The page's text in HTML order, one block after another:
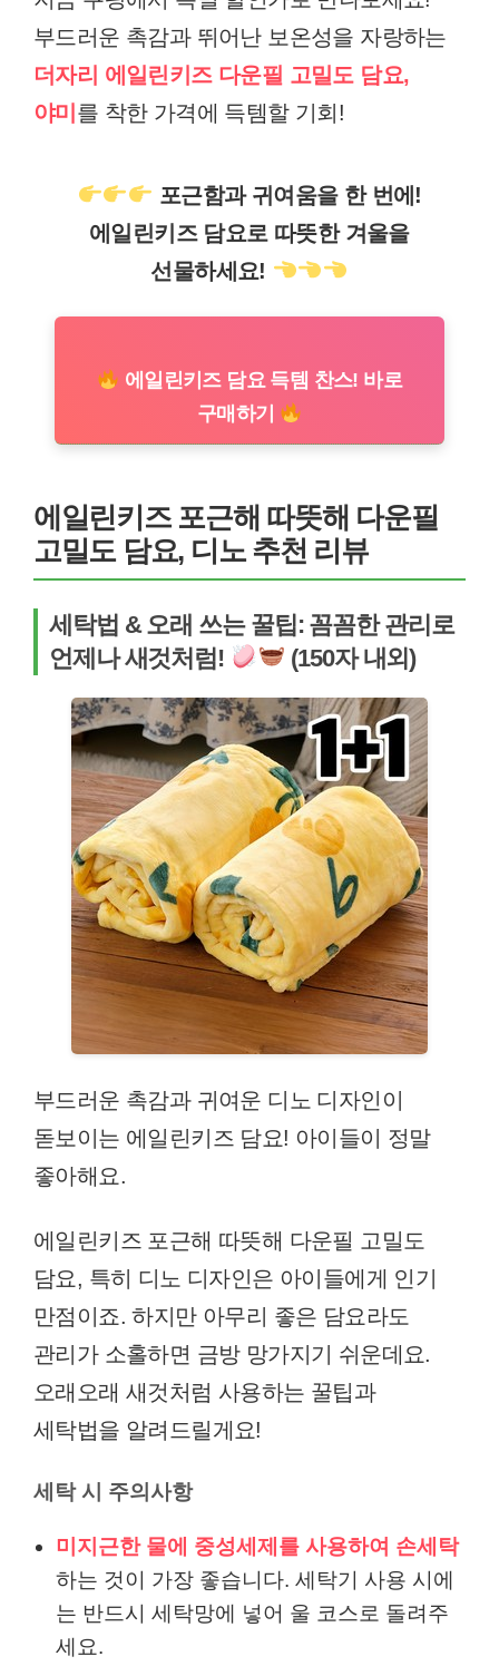
부드러운 촉감과 뛰어난 보온성을 자랑하는
더자리 에일린키즈 다운필 고밀도 담요,
야미 를 착한 가격에 득템할 기회!
포근함과 귀여움을 한 번에!
에일린키즈 담요로 따뜻한 겨울을
선물하세요!
에일린키즈 담요 득템 찬스! 바로
구매하기
에일린키즈 포근해 따뜻해 다운필
고밀도 담요, 디노 추천 리뷰
세탁법 & 오래 쓰는 꿀팁: 꼼꼼한 관리로
언제나 새것처럼!
(150자 내외)
부드러운 촉감과 귀여운 디노 디자인이
돋보이는 에일린키즈 담요! 아이들이 정말
좋아해요.
에일린키즈 포근해 따뜻해 다운필 고밀도
담요, 특히 디노 디자인은 아이들에게 인기
만점이죠. 하지만 아무리 좋은 담요라도
관리가 소홀하면 금방 망가지기 쉬운데요.
오래오래 새것처럼 사용하는 꿀팁과
세탁법을 알려드릴게요!
세탁 시 주의사항
미지근한 물에 중성세제를 사용하여 손세탁
하는 것이 가장 좋습니다. 세탁기 사용 시에
는 반드시 세탁망에 넣어 울 코스로 돌려주
세요.